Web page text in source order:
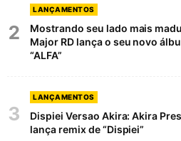
2
LANÇAMENTOS
Mostrando seu lado mais
Major RD lança o seu novo
“ALFA”
3
LANÇAMENTOS
Dispiei Versao Akira: Akira
lança remix de “Dispiei”